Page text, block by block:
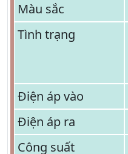
Màu sắc
Tình trạng
Điện áp vào
Điện áp ra
Công suất